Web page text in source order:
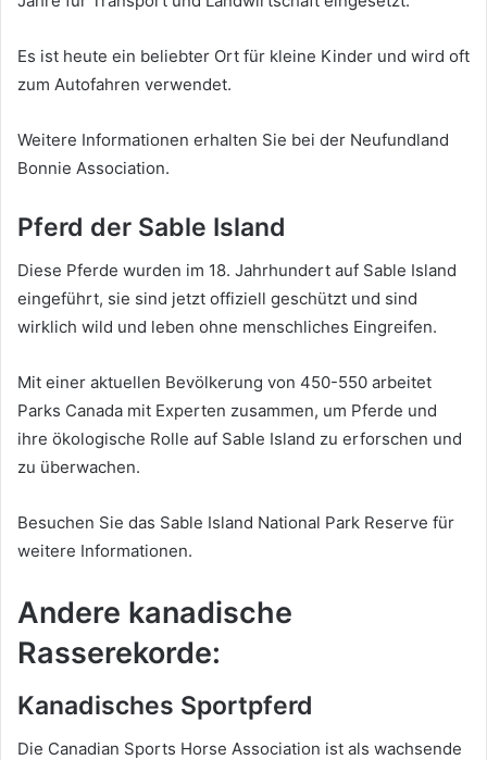
Es ist heute ein beliebter Ort für kleine Kinder und wird oft
zum Autofahren verwendet.
Weitere Informationen erhalten Sie bei der Neufundland
Bonnie Association.
Pferd der Sable Island
Diese Pferde wurden im 18. Jahrhundert auf Sable Island
eingeführt, sie sind jetzt offiziell geschützt und sind
wirklich wild und leben ohne menschliches Eingreifen.
Mit einer aktuellen Bevölkerung von 450-550 arbeitet
Parks Canada mit Experten zusammen, um Pferde und
ihre ökologische Rolle auf Sable Island zu erforschen und
zu überwachen.
Besuchen Sie das Sable Island National Park Reserve für
weitere Informationen.
Andere kanadische
Rasserekorde:
Kanadisches Sportpferd
Die Canadian Sports Horse Association ist als wachsende